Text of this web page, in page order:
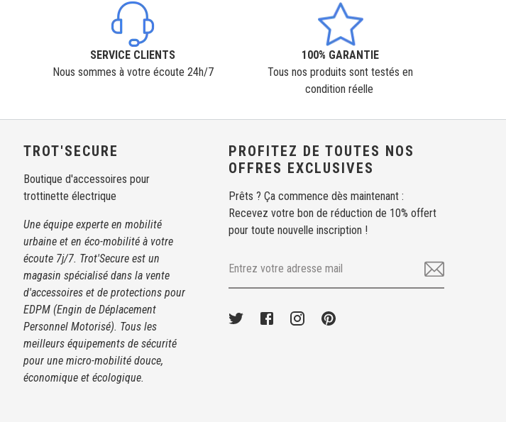
SERVICE CLIENTS
Nous sommes à votre écoute 24h/7
100% GARANTIE
Tous nos produits sont testés en
condition réelle
TROT'SECURE
Boutique d'accessoires pour
trottinette électrique
Une équipe experte en mobilité
urbaine et en éco-mobilité à votre
écoute 7j/7. Trot'Secure est un
magasin spécialisé dans la vente
d'accessoires et de protections pour
EDPM (Engin de Déplacement
Personnel Motorisé). Tous les
meilleurs équipements de sécurité
pour une micro-mobilité douce,
économique et écologique.
PROFITEZ DE TOUTES NOS
OFFRES EXCLUSIVES
Prêts ? Ça commence dès maintenant :
Recevez votre bon de réduction de 10% offert
pour toute nouvelle inscription !